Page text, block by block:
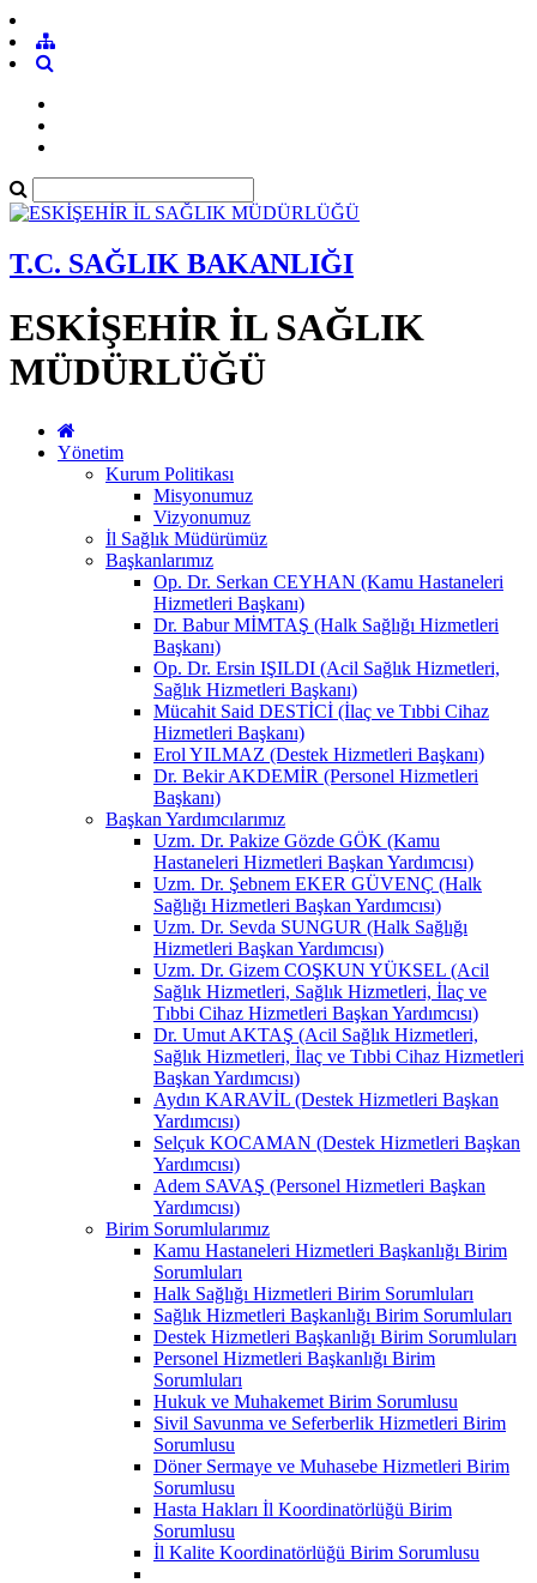
T.C. SAĞLIK BAKANLIĞI
ESKİŞEHİR İL SAĞLIK
MÜDÜRLÜĞÜ
Yönetim
Kurum Politikası
Misyonumuz
Vizyonumuz
İl Sağlık Müdürümüz
Başkanlarımız
Op. Dr. Serkan CEYHAN (Kamu Hastaneleri
Hizmetleri Başkanı)
Dr. Babur MİMTAŞ (Halk Sağlığı Hizmetleri
Başkanı)
Op. Dr. Ersin IŞILDI (Acil Sağlık Hizmetleri,
Sağlık Hizmetleri Başkanı)
Mücahit Said DESTİCİ (İlaç ve Tıbbi Cihaz
Hizmetleri Başkanı)
Erol YILMAZ (Destek Hizmetleri Başkanı)
Dr. Bekir AKDEMİR (Personel Hizmetleri
Başkanı)
Başkan Yardımcılarımız
Uzm. Dr. Pakize Gözde GÖK (Kamu
Hastaneleri Hizmetleri Başkan Yardımcısı)
Uzm. Dr. Şebnem EKER GÜVENÇ (Halk
Sağlığı Hizmetleri Başkan Yardımcısı)
Uzm. Dr. Sevda SUNGUR (Halk Sağlığı
Hizmetleri Başkan Yardımcısı)
Uzm. Dr. Gizem COŞKUN YÜKSEL (Acil
Sağlık Hizmetleri, Sağlık Hizmetleri, İlaç ve
Tıbbi Cihaz Hizmetleri Başkan Yardımcısı)
Dr. Umut AKTAŞ (Acil Sağlık Hizmetleri,
Sağlık Hizmetleri, İlaç ve Tıbbi Cihaz Hizmetleri
Başkan Yardımcısı)
Aydın KARAVİL (Destek Hizmetleri Başkan
Yardımcısı)
Selçuk KOCAMAN (Destek Hizmetleri Başkan
Yardımcısı)
Adem SAVAŞ (Personel Hizmetleri Başkan
Yardımcısı)
Birim Sorumlularımız
Kamu Hastaneleri Hizmetleri Başkanlığı Birim
Sorumluları
Halk Sağlığı Hizmetleri Birim Sorumluları
Sağlık Hizmetleri Başkanlığı Birim Sorumluları
Destek Hizmetleri Başkanlığı Birim Sorumluları
Personel Hizmetleri Başkanlığı Birim
Sorumluları
Hukuk ve Muhakemet Birim Sorumlusu
Sivil Savunma ve Seferberlik Hizmetleri Birim
Sorumlusu
Döner Sermaye ve Muhasebe Hizmetleri Birim
Sorumlusu
Hasta Hakları İl Koordinatörlüğü Birim
Sorumlusu
İl Kalite Koordinatörlüğü Birim Sorumlusu